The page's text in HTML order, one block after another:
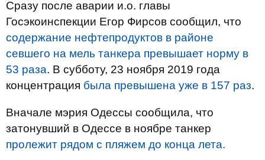
Сразу после аварии и.о. главы
Госэкоинспекции Егор Фирсов сообщил, что
содержание нефтепродуктов в районе
севшего на мель танкера превышает норму в
53 раза. В субботу, 23 ноября 2019 года
концентрация была превышена уже в 157 раз.
Вначале мэрия Одессы сообщила, что
затонувший в Одессе в ноябре танкер
пролежит рядом с пляжем до конца лета.